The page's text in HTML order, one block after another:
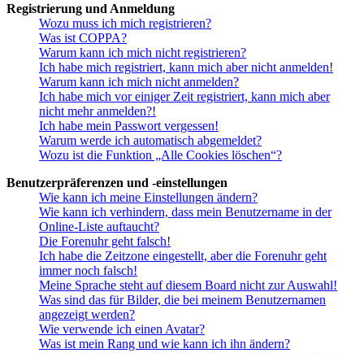
Registrierung und Anmeldung
Wozu muss ich mich registrieren?
Was ist COPPA?
Warum kann ich mich nicht registrieren?
Ich habe mich registriert, kann mich aber nicht anmelden!
Warum kann ich mich nicht anmelden?
Ich habe mich vor einiger Zeit registriert, kann mich aber
nicht mehr anmelden?!
Ich habe mein Passwort vergessen!
Warum werde ich automatisch abgemeldet?
Wozu ist die Funktion „Alle Cookies löschen“?
Benutzerpräferenzen und -einstellungen
Wie kann ich meine Einstellungen ändern?
Wie kann ich verhindern, dass mein Benutzername in der
Online-Liste auftaucht?
Die Forenuhr geht falsch!
Ich habe die Zeitzone eingestellt, aber die Forenuhr geht
immer noch falsch!
Meine Sprache steht auf diesem Board nicht zur Auswahl!
Was sind das für Bilder, die bei meinem Benutzernamen
angezeigt werden?
Wie verwende ich einen Avatar?
Was ist mein Rang und wie kann ich ihn ändern?